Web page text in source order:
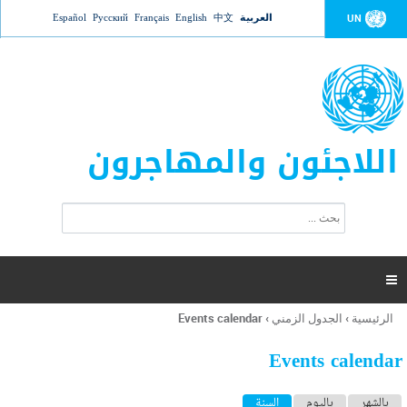
Jump to navigation UN العربية 中文
English
Français
Русский
Español
اللاجئون والمهاجرون
ت
ر
ل
ح
ب

أنت
هنا
الرئيسية › الجدول الزمني ›
Events calendar
Events calendar